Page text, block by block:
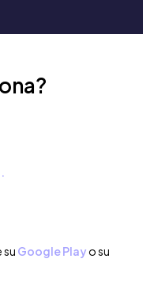
su Google Playo su